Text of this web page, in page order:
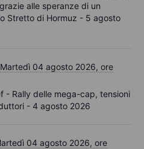
alle speranze di un
Stretto di Hormuz - 5 agosto
Martedì 04 agosto 2026, ore
- Rally delle mega-cap, tensioni
- 4 agosto 2026
04 agosto 2026, ore